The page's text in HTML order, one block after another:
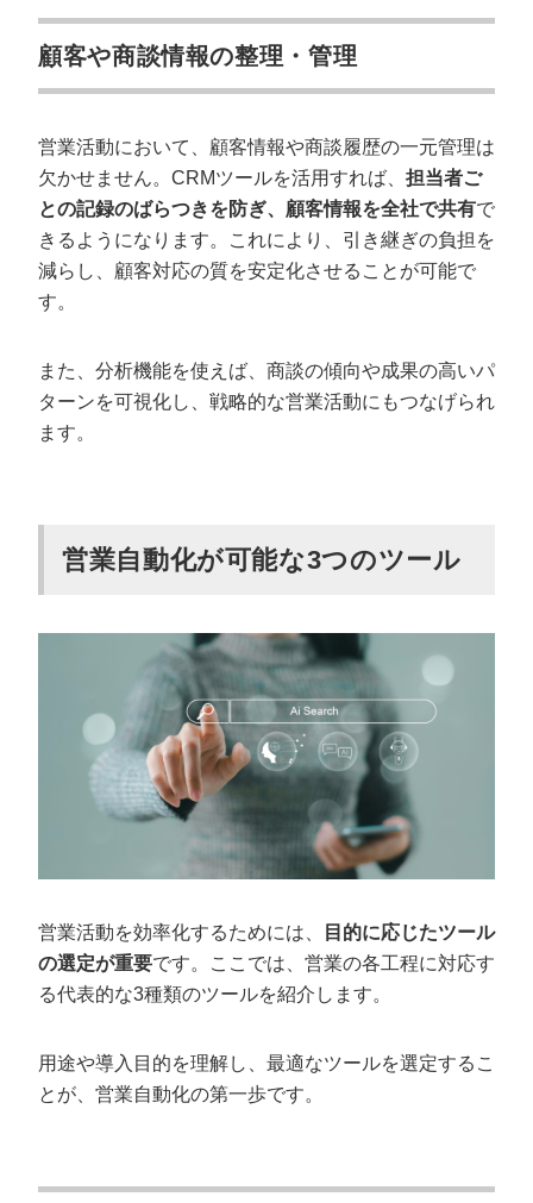
顧客や商談情報の整理・管理
営業活動において、顧客情報や商談履歴の一元管理は
欠かせません。CRMツールを活用すれば、 担当者ご
との記録のばらつきを防ぎ、顧客情報を全社で共有で
きるようになります。これにより、引き継ぎの負担を
減らし、顧客対応の質を安定化させることが可能で
す。
また、分析機能を使えば、商談の傾向や成果の高いパ
ターンを可視化し、戦略的な営業活動にもつなげられ
ます。
営業自動化が可能な3つのツール
営業活動を効率化するためには、
目的に応じたツール
の選定が重要です。ここでは、営業の各工程に対応す
る代表的な3種類のツールを紹介します。
用途や導入目的を理解し、最適なツールを選定するこ
とが、営業自動化の第一歩です。